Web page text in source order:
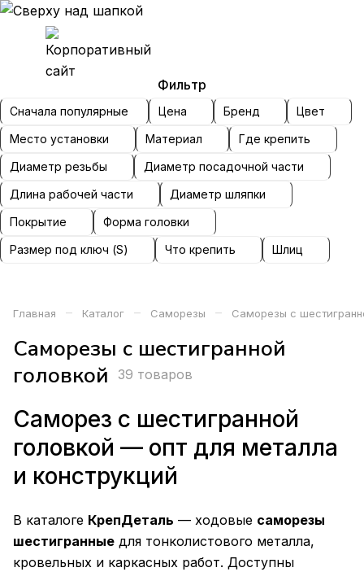
Фильтр
Сначала популярные Цена Бренд
Цвет
Место установки
Материал
Где крепить
Диаметр резьбы
Диаметр посадочной части
Длина рабочей части
Диаметр шляпки
Покрытие
Форма головки
Размер под ключ (S)
Что крепить Шлиц
Главная – Каталог – Саморезы – Саморезы с
Саморезы с шестигранной
головкой
39 товаров
Саморез с шестигранной
головкой — опт для металла
и конструкций
В каталоге КрепДеталь — ходовые саморезы
шестигранные для тонколистового металла,
кровельных и каркасных работ. Доступны